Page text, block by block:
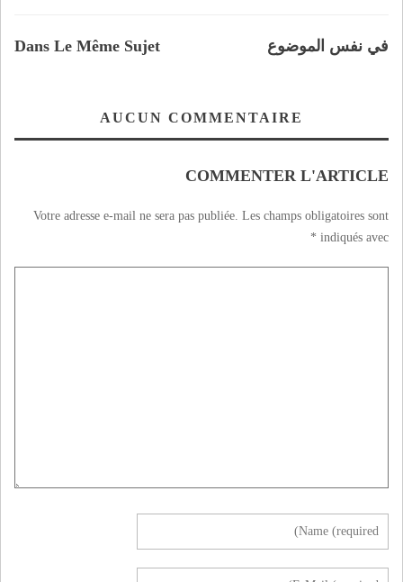
Dans Le Même Sujet في نفس الموضوع
AUCUN COMMENTAIRE
COMMENTER L'ARTICLE
Votre adresse e-mail ne sera pas publiée. Les champs obligatoires sont
indiqués avec
*